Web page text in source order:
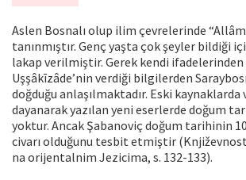
Aslen Bosnalı olup ilim çevrelerinde
tanınmıştır. Genç yaşta çok şeyler bildiği
lakap verilmiştir. Gerek kendi ifadelerinden
Uşşâkīzâde’nin verdiği bilgilerden
doğduğu anlaşılmaktadır. Eski kaynaklarda
dayanarak yazılan yeni eserlerde doğum
yoktur. Ancak Şabanoviç doğum tarihinin
civarı olduğunu tesbit etmiştir
na orijentalnim Jezicima, s. 132-133).